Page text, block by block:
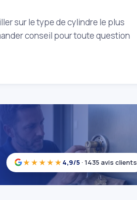
sur le type de cylindre le plus
conseil pour toute question
★★★★★4,9/5 · 1435 avis clients